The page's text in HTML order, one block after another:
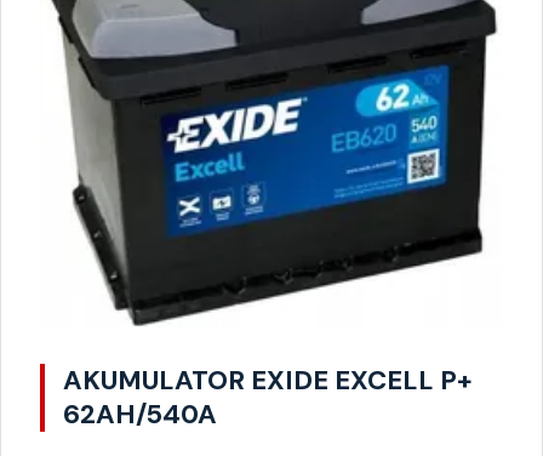
AKUMULATOR EXIDE EXCELL P+
62AH/540A